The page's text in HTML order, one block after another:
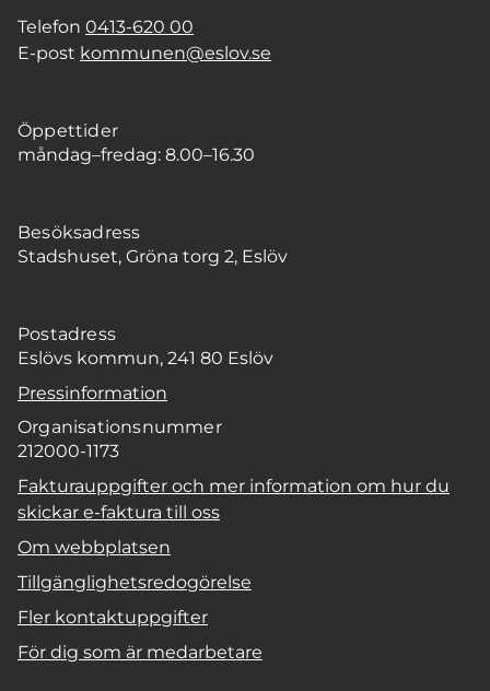
Telefon 0413-620 00
E-post kommunen@eslov.se
Öppettider
måndag–fredag: 8.00–16.30
Besöksadress
Stadshuset, Gröna torg 2, Eslöv
Postadress
Eslövs kommun, 241 80 Eslöv
Pressinformation
Organisationsnummer
212000-1173
Fakturauppgifter och mer information om hur du
skickar e-faktura till oss
Om webbplatsen
Tillgänglighetsredogörelse
Fler kontaktuppgifter
För dig som är medarbetare